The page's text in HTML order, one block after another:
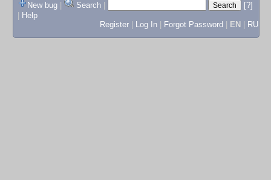
New bug
Search
[?]
Help
Register
Log In Forgot Password EN RU